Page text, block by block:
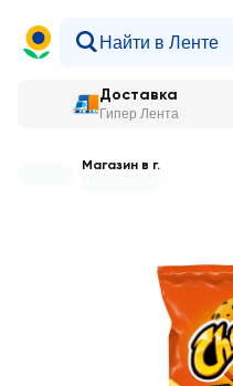
Доставка
Гипер Лента
Магазин в г.